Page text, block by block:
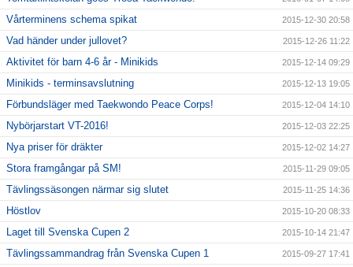
Vårterminens schema spikat 2015-12-30 20:58
Vad händer under jullovet? 2015-12-26 11:22
Aktivitet för barn 4-6 år - Minikids 2015-12-14 09:29
Minikids - terminsavslutning 2015-12-13 19:05
Förbundsläger med Taekwondo Peace Corps! 2015-12-04 14:10
Nybörjarstart VT-2016! 2015-12-03 22:25
Nya priser för dräkter 2015-12-02 14:27
Stora framgångar på SM! 2015-11-29 09:05
Tävlingssäsongen närmar sig slutet 2015-11-25 14:36
Höstlov 2015-10-20 08:33
Laget till Svenska Cupen 2 2015-10-14 21:47
Tävlingssammandrag från Svenska Cupen 1 2015-09-27 17:41